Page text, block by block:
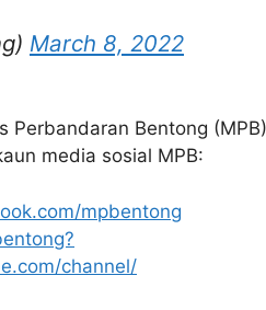
March 8, 2022
Perbandaran Bentong
media sosial MPB:
mpbentong
channel/